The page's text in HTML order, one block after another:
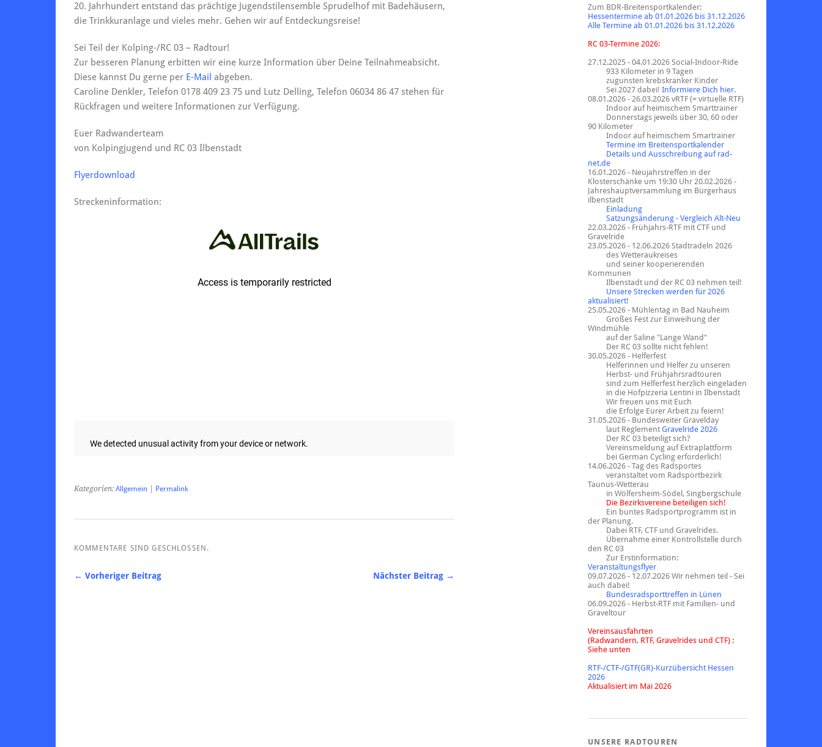
20. Jahrhundert entstand das prächtige Jugendstilensemble Sprudelhof mit Badehäusern,
die Trinkkuranlage und vieles mehr. Gehen wir auf Entdeckungsreise!
Sei Teil der Kolping-/RC 03 – Radtour!
Zur besseren Planung erbitten wir eine kurze Information über Deine Teilnahmeabsicht.
Diese kannst Du gerne per E-Mail abgeben.
Caroline Denkler, Telefon 0178 409 23 75 und Lutz Delling, Telefon 06034 86 47 stehen für
Rückfragen und weitere Informationen zur Verfügung.
Euer Radwanderteam
von Kolpingjugend und RC 03 Ilbenstadt
Flyerdownload
Streckeninformation:
Kategorien: Allgemein Permalink
KOMMENTARE SIND GESCHLOSSEN.
← Vorheriger Beitrag Nächster Beitrag →
Zum BDR-Breitensportkalender:
Hessentermine ab 01.01.2026 bis 31.12.2026
Alle Termine ab 01.01.2026 bis 31.12.2026
RC 03-Termine 2026:
27.12.2025 - 04.01.2026 Social-Indoor-Ride
933 Kilometer in 9 Tagen
zugunsten krebskranker Kinder
Sei 2027 dabei! Informiere Dich hier.
08.01.2026 - 26.03.2026 vRTF (= virtuelle RTF)
Indoor auf heimischem Smarttrainer
Donnerstags jeweils über 30, 60 oder
90 Kilometer
Indoor auf heimischem Smartrainer
Termine im Breitensportkalender
Details und Ausschreibung auf rad-
net.de
16.01.2026 - Neujahrstreffen in der
Klosterschänke um 19:30 Uhr 20.02.2026 -
Jahreshauptversammlung im Bürgerhaus
ilbenstadt
Einladung
Satzungsänderung - Vergleich Alt-Neu
22.03.2026 - Frühjahrs-RTF mit CTF und
Gravelride
23.05.2026 - 12.06.2026 Stadtradeln 2026
des Wetteraukreises
und seiner kooperierenden
Kommunen
Ilbenstadt und der RC 03 nehmen teil!
Unsere Strecken werden für 2026
aktualisiert!
25.05.2026 - Mühlentag in Bad Nauheim
Großes Fest zur Einweihung der
Windmühle
auf der Saline "Lange Wand"
Der RC 03 sollte nicht fehlen!
30.05.2026 - Helferfest
Helferinnen und Helfer zu unseren
Herbst- und Frühjahrsradtouren
sind zum Helferfest herzlich eingeladen
in die Hofpizzeria Lentini in Ilbenstadt
Wir freuen uns mit Euch
die Erfolge Eurer Arbeit zu feiern!
31.05.2026 - Bundesweiter Gravelday
laut Reglement Gravelride 2026
Der RC 03 beteiligt sich?
Vereinsmeldung auf Extraplattform
bei German Cycling erforderlich!
14.06.2026 - Tag des Radsportes
veranstaltet vom Radsportbezirk
Taunus-Wetterau
in Wölfersheim-Södel, Singbergschule
Die Bezirksvereine beteiligen sich!
Ein buntes Radsportprogramm ist in
der Planung.
Dabei RTF, CTF und Gravelrides.
Übernahme einer Kontrollstelle durch
den RC 03
Zur Erstinformation:
Veranstaltungsflyer
09.07.2026 - 12.07.2026 Wir nehmen teil - Sei
auch dabei!
Bundesradsporttreffen in Lünen
06.09.2026 - Herbst-RTF mit Familien- und
Graveltour
Vereinsausfahrten
(Radwandern, RTF, Gravelrides und CTF) :
Siehe unten
RTF-/CTF-/GTF(GR)-Kurzübersicht Hessen
2026
Aktualisiert im Mai 2026
UNSERE RADTOUREN